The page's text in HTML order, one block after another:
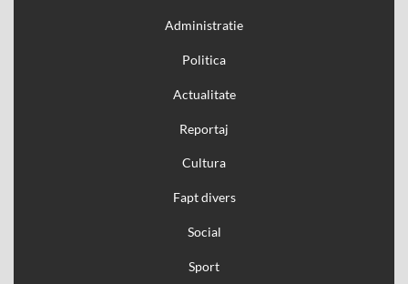
Administratie
Politica
Actualitate
Reportaj
Cultura
Fapt divers
Social
Sport